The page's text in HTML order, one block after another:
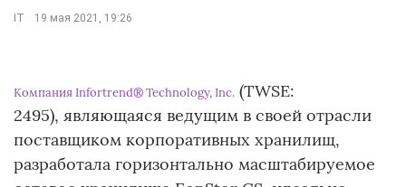
IT 19 мая 2021, 19:26
Компания Infortrend® Technology, Inc. (TWSE:
2495), являющаяся ведущим в своей отрасли
поставщиком корпоративных хранилищ,
разработала горизонтально масштабируемое